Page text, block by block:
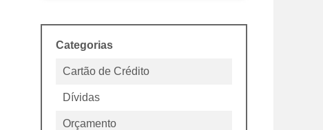
Categorias
Cartão de Crédito
Dívidas
Orçamento